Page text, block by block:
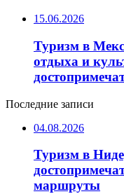
15.06.2026
Туризм в
отдыха и
Последние записи
04.08.2026
Туризм в
маршруты